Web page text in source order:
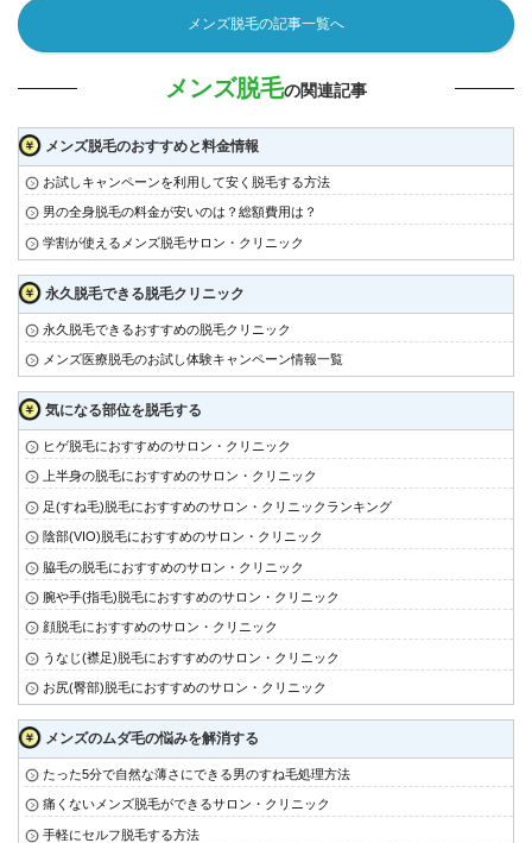
メンズ脱毛の記事一覧へ
メンズ脱毛の関連記事
メンズ脱毛のおすすめと料金情報
お試しキャンペーンを利用して安く脱毛する方法
男の全身脱毛の料金が安いのは？総額費用は？
学割が使えるメンズ脱毛サロン・クリニック
永久脱毛できる脱毛クリニック
永久脱毛できるおすすめの脱毛クリニック
メンズ医療脱毛のお試し体験キャンペーン情報一覧
気になる部位を脱毛する
ヒゲ脱毛におすすめのサロン・クリニック
上半身の脱毛におすすめのサロン・クリニック
足(すね毛)脱毛におすすめのサロン・クリニックランキング
陰部(VIO)脱毛におすすめのサロン・クリニック
脇毛の脱毛におすすめのサロン・クリニック
腕や手(指毛)脱毛におすすめのサロン・クリニック
顔脱毛におすすめのサロン・クリニック
うなじ(襟足)脱毛におすすめのサロン・クリニック
お尻(臀部)脱毛におすすめのサロン・クリニック
メンズのムダ毛の悩みを解消する
たった5分で自然な薄さにできる男のすね毛処理方法
痛くないメンズ脱毛ができるサロン・クリニック
手軽にセルフ脱毛する方法